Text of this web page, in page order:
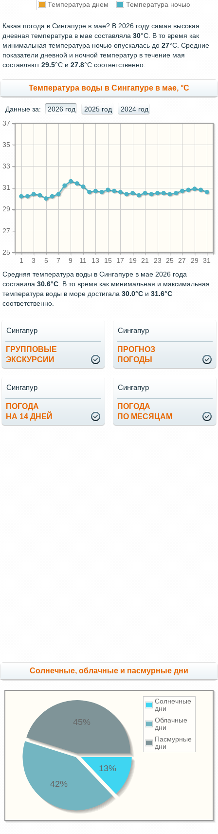
Температура днем Температура ночью
Какая погода в Сингапуре в мае? В 2026 году самая высокая
дневная температура в мае составляла 30°С. В то время как
минимальная температура ночью опускалась до 27°C. Средние
показатели дневной и ночной температур в течение мая
составляют29.5°С и 27.8°С соответственно.
Температура воды в Сингапуре в мае, °C
Данные за: 2026 год 2025 год 2024 год
1 3 5 7 9 11 13 15 17 19 21 23 25 27 29 31
25
27
29
31
33
35
37
Средняя температура воды в Сингапуре в мае 2026 года
составила 30.6°C. В то время как минимальная и максимальная
температура воды в море достигала 30.0°C и 31.6°C
соответственно.
ГРУППОВЫЕ
ЭКСКУРСИИ
Сингапур
ПРОГНОЗ
ПОГОДЫ
Сингапур
ПОГОДА
НА 14 ДНЕЙ
Сингапур
ПОГОДА
ПО МЕСЯЦАМ
Сингапур
Cолнечные, облачные и пасмурные дни
Солнечные
дни
Облачные
дни
Пасмурные
дни
13%
42%
45%